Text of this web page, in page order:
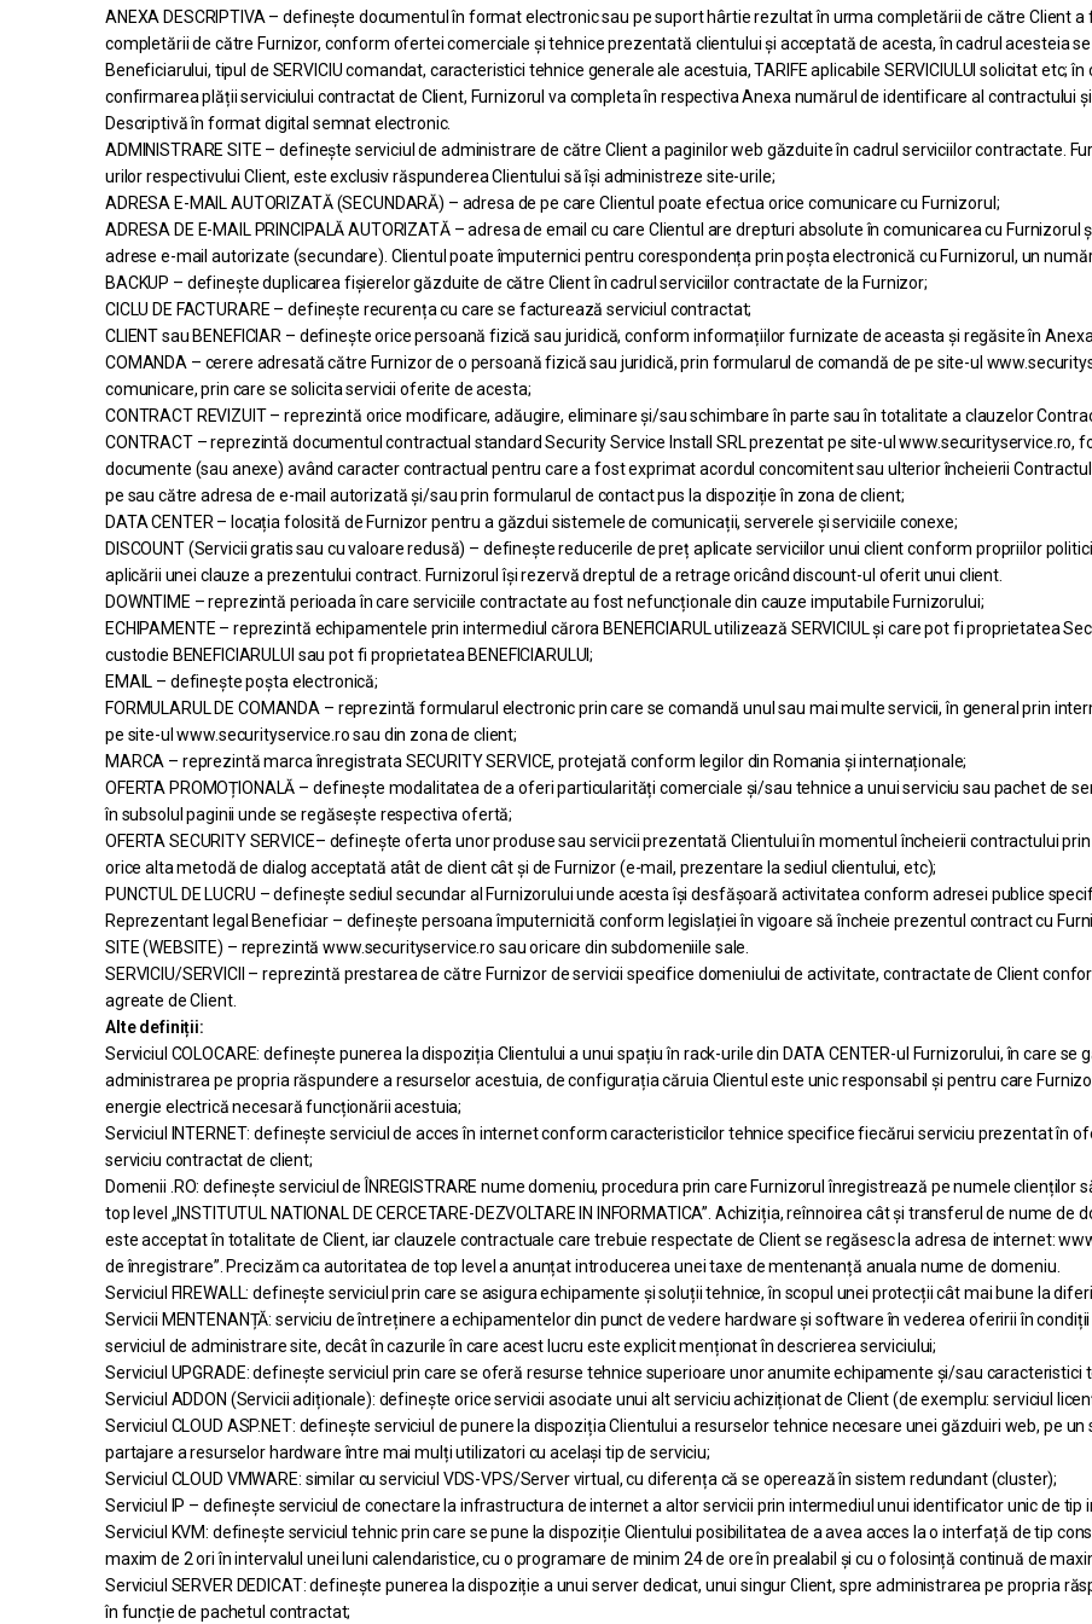
ANEXA DESCRIPTIVA – definește documentul în format electronic sau pe suport hârtie rezultat în urma completării de către Client
completării de către Furnizor, conform ofertei comerciale și tehnice prezentată clientului și acceptată de acesta, în cadrul acesteia
Beneficiarului, tipul de SERVICIU comandat, caracteristici tehnice generale ale acestuia, TARIFE aplicabile SERVICIULUI solicitat etc;
confirmarea plății serviciului contractat de Client, Furnizorul va completa în respectiva Anexa numărul de identificare al contractului
Descriptivă în format digital semnat electronic.
ADMINISTRARE SITE – definește serviciul de administrare de către Client a paginilor web găzduite în cadrul serviciilor contractate.
urilor respectivului Client, este exclusiv răspunderea Clientului să își administreze site-urile;
ADRESA E-MAIL AUTORIZATĂ (SECUNDARĂ) – adresa de pe care Clientul poate efectua orice comunicare cu Furnizorul;
ADRESA DE E-MAIL PRINCIPALĂ AUTORIZATĂ – adresa de email cu care Clientul are drepturi absolute în comunicarea cu
adrese e-mail autorizate (secundare). Clientul poate împuternici pentru corespondența prin poșta electronică cu Furnizorul, un
BACKUP – definește duplicarea fișierelor găzduite de către Client în cadrul serviciilor contractate de la Furnizor;
CICLU DE FACTURARE – definește recurența cu care se facturează serviciul contractat;
CLIENT sau BENEFICIAR – definește orice persoană fizică sau juridică, conform informațiilor furnizate de aceasta și regăsite în
COMANDA – cerere adresată către Furnizor de o persoană fizică sau juridică, prin formularul de comandă de pe site-ul
comunicare, prin care se solicita servicii oferite de acesta;
CONTRACT REVIZUIT – reprezintă orice modificare, adăugire, eliminare și/sau schimbare în parte sau în totalitate a clauzelor
CONTRACT – reprezintă documentul contractual standard Security Service Install SRL prezentat pe site-ul www.securityservice.ro,
documente (sau anexe) având caracter contractual pentru care a fost exprimat acordul concomitent sau ulterior încheierii
pe sau către adresa de e-mail autorizată și/sau prin formularul de contact pus la dispoziție în zona de client;
DATA CENTER – locația folosită de Furnizor pentru a găzdui sistemele de comunicații, serverele și serviciile conexe;
DISCOUNT (Servicii gratis sau cu valoare redusă) – definește reducerile de preț aplicate serviciilor unui client conform propriilor
aplicării unei clauze a prezentului contract. Furnizorul își rezervă dreptul de a retrage oricând discount-ul oferit unui client.
DOWNTIME – reprezintă perioada în care serviciile contractate au fost nefuncționale din cauze imputabile Furnizorului;
ECHIPAMENTE – reprezintă echipamentele prin intermediul cărora BENEFICIARUL utilizează SERVICIUL și care pot fi proprietatea
custodie BENEFICIARULUI sau pot fi proprietatea BENEFICIARULUI;
EMAIL – definește poșta electronică;
FORMULARUL DE COMANDA – reprezintă formularul electronic prin care se comandă unul sau mai multe servicii, în general prin
pe site-ul www.securityservice.ro sau din zona de client;
MARCA – reprezintă marca înregistrata SECURITY SERVICE, protejată conform legilor din Romania și internaționale;
OFERTA PROMOȚIONALĂ – definește modalitatea de a oferi particularități comerciale și/sau tehnice a unui serviciu sau pachet de
în subsolul paginii unde se regăsește respectiva ofertă;
OFERTA SECURITY SERVICE– definește oferta unor produse sau servicii prezentată Clientului în momentul încheierii contractului
orice alta metodă de dialog acceptată atât de client cât și de Furnizor (e-mail, prezentare la sediul clientului, etc);
PUNCTUL DE LUCRU – definește sediul secundar al Furnizorului unde acesta își desfășoară activitatea conform adresei publice
Reprezentant legal Beneficiar – definește persoana împuternicită conform legislației în vigoare să încheie prezentul contract cu
SITE (WEBSITE) – reprezintă www.securityservice.ro sau oricare din subdomeniile sale.
SERVICIU/SERVICII – reprezintă prestarea de către Furnizor de servicii specifice domeniului de activitate, contractate de Client
agreate de Client.
Alte definiții:
Serviciul COLOCARE: definește punerea la dispoziția Clientului a unui spațiu în rack-urile din DATA CENTER-ul Furnizorului, în care
administrarea pe propria răspundere a resurselor acestuia, de configurația căruia Clientul este unic responsabil și pentru care
energie electrică necesară funcționării acestuia;
Serviciul INTERNET: definește serviciul de acces în internet conform caracteristicilor tehnice specifice fiecărui serviciu prezentat în
serviciu contractat de client;
Domenii .RO: definește serviciul de ÎNREGISTRARE nume domeniu, procedura prin care Furnizorul înregistrează pe numele
top level „INSTITUTUL NATIONAL DE CERCETARE-DEZVOLTARE IN INFORMATICA”. Achiziția, reînnoirea cât și transferul de nume
este acceptat în totalitate de Client, iar clauzele contractuale care trebuie respectate de Client se regăsesc la adresa de internet:
de înregistrare”. Precizăm ca autoritatea de top level a anunțat introducerea unei taxe de mentenanță anuala nume de domeniu.
Serviciul FIREWALL: definește serviciul prin care se asigura echipamente și soluții tehnice, în scopul unei protecții cât mai bune la
Servicii MENTENANȚĂ: serviciu de întreținere a echipamentelor din punct de vedere hardware și software în vederea oferirii în
serviciul de administrare site, decât în cazurile în care acest lucru este explicit menționat în descrierea serviciului;
Serviciul UPGRADE: definește serviciul prin care se oferă resurse tehnice superioare unor anumite echipamente și/sau caracteristici
Serviciul ADDON (Servicii adiționale): definește orice servicii asociate unui alt serviciu achiziționat de Client (de exemplu: serviciul
Serviciul CLOUD ASP.NET: definește serviciul de punere la dispoziția Clientului a resurselor tehnice necesare unei găzduiri web, pe
partajare a resurselor hardware între mai mulți utilizatori cu același tip de serviciu;
Serviciul CLOUD VMWARE: similar cu serviciul VDS-VPS/Server virtual, cu diferența că se operează în sistem redundant (cluster);
Serviciul IP – definește serviciul de conectare la infrastructura de internet a altor servicii prin intermediul unui identificator unic de tip
Serviciul KVM: definește serviciul tehnic prin care se pune la dispoziție Clientului posibilitatea de a avea acces la o interfață de tip
maxim de 2 ori în intervalul unei luni calendaristice, cu o programare de minim 24 de ore în prealabil și cu o folosință continuă de
Serviciul SERVER DEDICAT: definește punerea la dispoziție a unui server dedicat, unui singur Client, spre administrarea pe propria
în funcție de pachetul contractat;